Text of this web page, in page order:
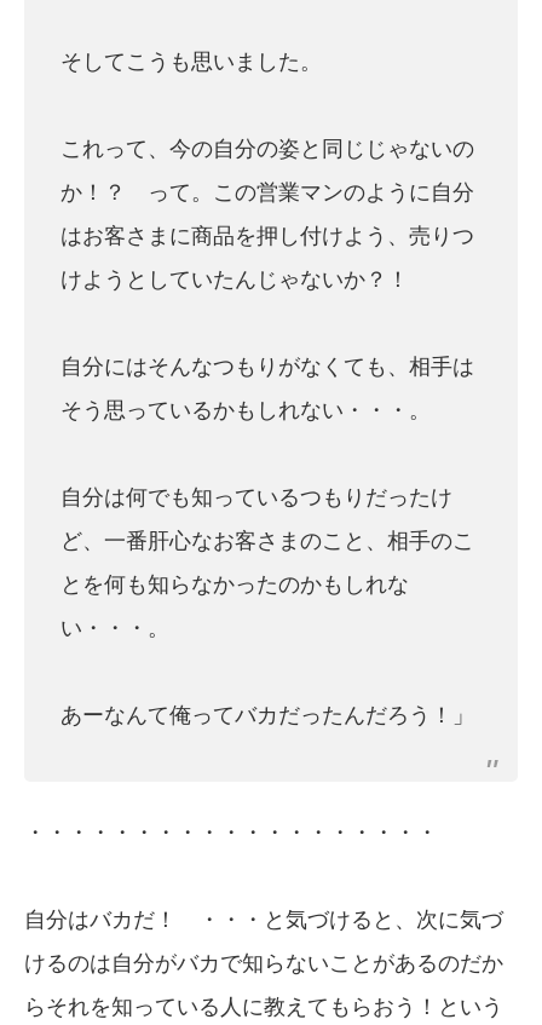
そしてこうも思いました。
これって、今の自分の姿と同じじゃないの
か！？ って。この営業マンのように自分
はお客さまに商品を押し付けよう、売りつ
けようとしていたんじゃないか？！
自分にはそんなつもりがなくても、相手は
そう思っているかもしれない・・・。
自分は何でも知っているつもりだったけ
ど、一番肝心なお客さまのこと、相手のこ
とを何も知らなかったのかもしれな
い・・・。
あーなんて俺ってバカだったんだろう！」
・・・・・・・・・・・・・・・・・・・
自分はバカだ！ ・・・と気づけると、次に気づ
けるのは自分がバカで知らないことがあるのだか
らそれを知っている人に教えてもらおう！という